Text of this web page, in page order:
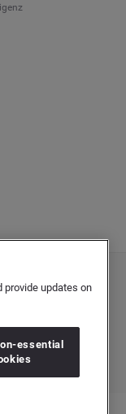
Exupéry-Straße 10,
HRB 138083 |
provide updates on
essential